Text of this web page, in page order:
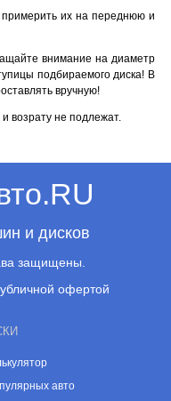
их на переднюю и
внимание на диаметр
подбираемого диска! В
вручную!
возрату не подлежат.
и дисков
защищены.
офертой
авто